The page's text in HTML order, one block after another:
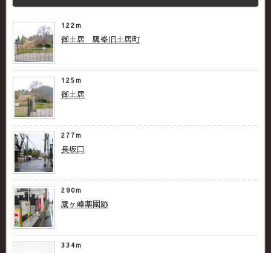
122m
御土居 鷹峯旧土居町
125m
御土居
277m
長坂口
290m
鷹ヶ峰薬園跡
334m